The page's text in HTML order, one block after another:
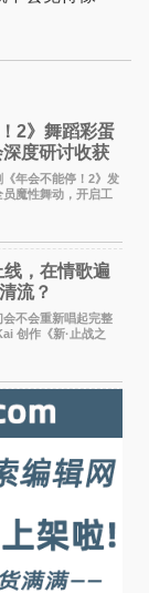
2》舞蹈彩蛋
度研讨收获
年会不能停！2》发
魔性舞动，开启工
举办专家座谈会，
出席现场，与一众
线，在情歌遍
流？
不会重新唱起完整
创作《新·止战之
相关冲突引发的
生的动荡与不安，